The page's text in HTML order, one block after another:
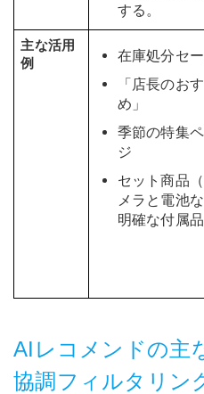
する。
主な活用
例
在庫処分セ
「店長のお
め」
季節の特集
ジ
セット商品
メラと電池
明確な付属品
AIレコメンドの主
協調フィルタリン